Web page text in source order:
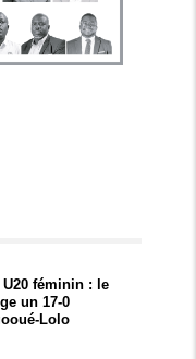
féminin : le
un 17-0
Lolo